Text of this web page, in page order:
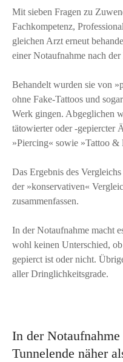
Mit sieben Fragen zu
Fachkompetenz,
gleichen Arzt erneut
einer Notaufnahme nach
Behandelt wurden sie von
ohne Fake-Tattoos und
Werk gingen. Abgeglichen
tätowierter oder -gepiercter
»Piercing« sowie »Tattoo &
Das Ergebnis des
der »konservativen«
zusammenfassen.
In der Notaufnahme macht
wohl keinen Unterschied,
gepierct ist oder nicht.
aller Dringlichkeitsgrade.
In der
Tunnelende näher